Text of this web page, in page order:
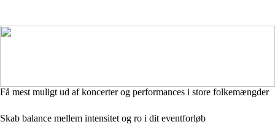
Få mest muligt ud af koncerter og performances i store folkemængder
Skab balance mellem intensitet og ro i dit eventforløb